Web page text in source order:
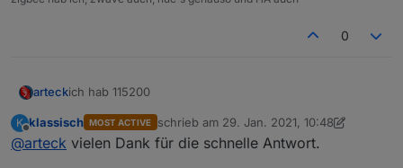
0
arteckich hab 115200
so siehts bei mir aus auf enm ROCK64
K
Offline
klassisch MOST ACTIVE schrieb am 29. Jan. 2021, 10:48
zuletzt editiert von klassisch
@arteck vielen Dank für die schnelle Antwort.